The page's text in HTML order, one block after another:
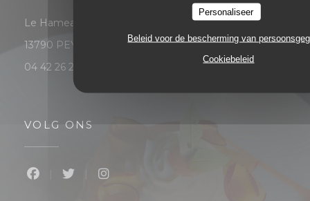
Personaliseer
Beleid voor de bescherming van
Cookiebeleid
Le Hameau Les Michels - 7 rue du Chêne de Louiset
13790 PEYNIER
((opent in een nieuw venster))
04 42 26 28 56
VOLG ONS